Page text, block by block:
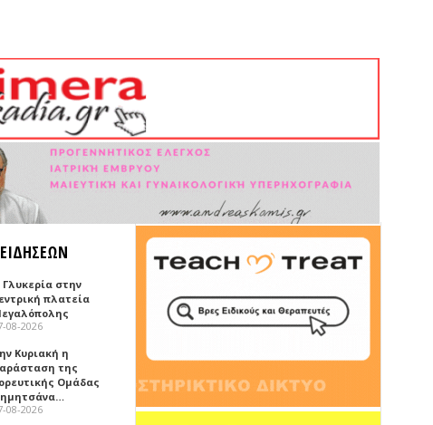
Γλυκερία στην
πλατεία
08-2026
Κυριακή η
της
Ομάδας
08-2026